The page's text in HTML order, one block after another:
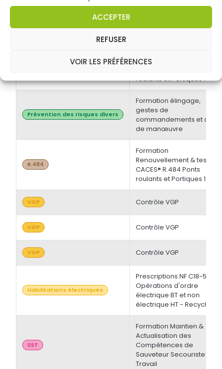
ACCEPTER
REFUSER
VOIR LES PRÉFÉRENCES
Manoeuvre -
Formation Initiale & tests
roulants et Portiques 1
Prévention des risques divers
Formation élingage,
gestes de
commandements et chef
de manœuvre
R.484
Formation
Renouvellement & tests
CACES® R.484 Ponts
roulants et Portiques 1
VGP Contrôle VGP
VGP Contrôle VGP
VGP Contrôle VGP
Habilitations électriques
Prescriptions NF C18-510 -
Opérations d'ordre
électrique BT et non
électrique HT - Recyclage
SST
Formation Maintien &
Actualisation des
Compétences de
Sauveteur Secouriste du
Travail